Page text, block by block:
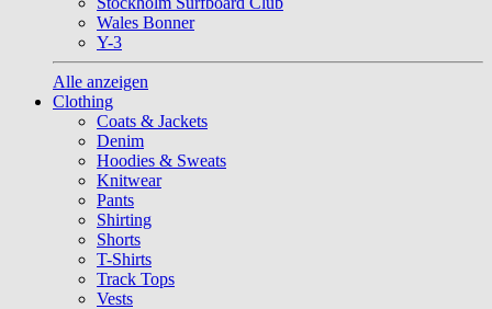
Wales Bonner
Y-3
Alle anzeigen
Clothing
Coats & Jackets
Denim
Hoodies & Sweats
Knitwear
Pants
Shirting
Shorts
T-Shirts
Track Tops
Vests